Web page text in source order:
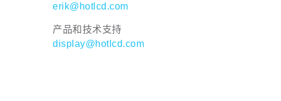
erik@hotlcd.com
产品和技术支持
display@hotlcd.com